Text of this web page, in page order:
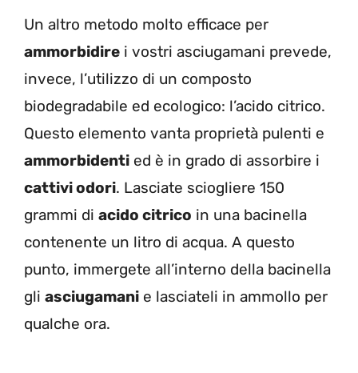
Un altro metodo molto efficace per
ammorbidire i vostri asciugamani prevede,
invece, l’utilizzo di un composto
biodegradabile ed ecologico: l’acido citrico.
Questo elemento vanta proprietà pulenti e
ammorbidenti ed è in grado di assorbire i
cattivi odori. Lasciate sciogliere 150
grammi di acido citrico in una bacinella
contenente un litro di acqua. A questo
punto, immergete all’interno della bacinella
gli asciugamani e lasciateli in ammollo per
qualche ora.